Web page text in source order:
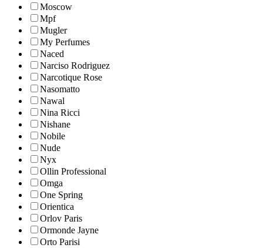
Moscow
Mpf
Mugler
My Perfumes
Naced
Narciso Rodriguez
Narcotique Rose
Nasomatto
Nawal
Nina Ricci
Nishane
Nobile
Nude
Nyx
Ollin Professional
Omga
One Spring
Orientica
Orlov Paris
Ormonde Jayne
Orto Parisi